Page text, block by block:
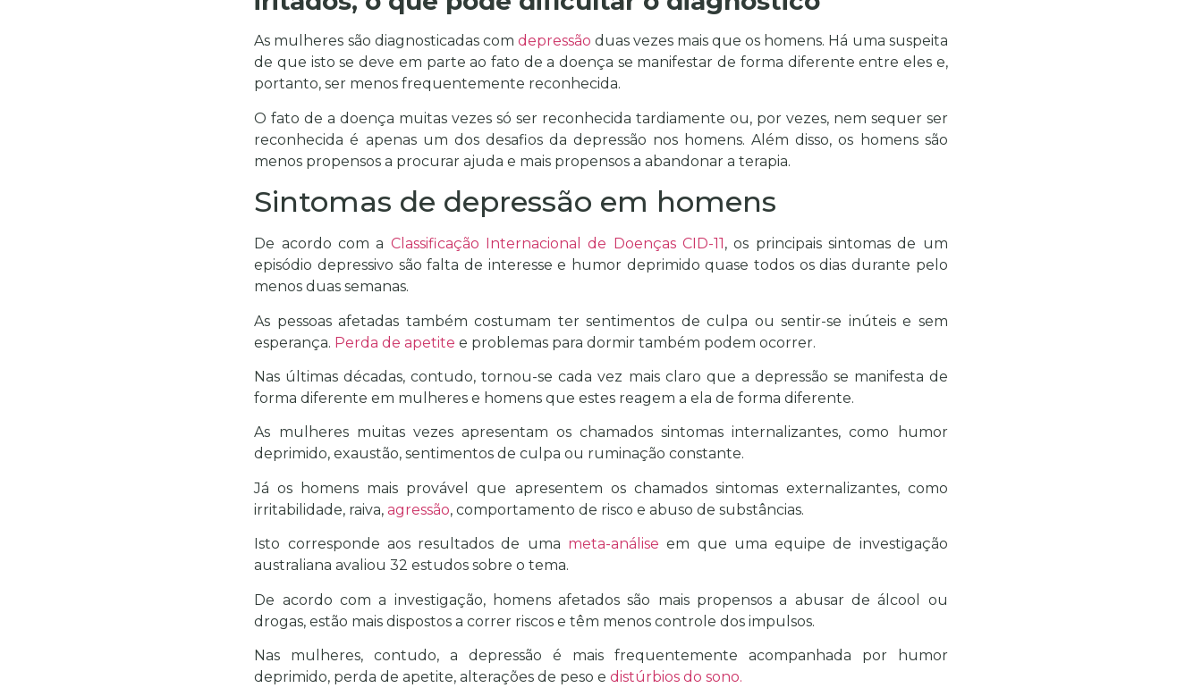
As mulheres são diagnosticadas com depressão duas vezes mais que os homens. Há uma suspeita
de que isto se deve em parte ao fato de a doença se manifestar de forma diferente entre eles e,
portanto, ser menos frequentemente reconhecida.
O fato de a doença muitas vezes só ser reconhecida tardiamente ou, por vezes, nem sequer ser
reconhecida é apenas um dos desafios da depressão nos homens. Além disso, os homens são
menos propensos a procurar ajuda e mais propensos a abandonar a terapia.
Sintomas de depressão em homens
De acordo com a Classificação Internacional de Doenças CID-11 , os principais sintomas de um
episódio depressivo são falta de interesse e humor deprimido quase todos os dias durante pelo
menos duas semanas.
As pessoas afetadas também costumam ter sentimentos de culpa ou sentir-se inúteis e sem
esperança. Perda de apetite e problemas para dormir também podem ocorrer.
Nas últimas décadas, contudo, tornou-se cada vez mais claro que a depressão se manifesta de
forma diferente em mulheres e homens que estes reagem a ela de forma diferente.
As mulheres muitas vezes apresentam os chamados sintomas internalizantes, como humor
deprimido, exaustão, sentimentos de culpa ou ruminação constante.
Já os homens mais provável que apresentem os chamados sintomas externalizantes, como
irritabilidade, raiva,agressão, comportamento de risco e abuso de substâncias.
Isto corresponde aos resultados de uma meta-análise em que uma equipe de investigação
australiana avaliou 32 estudos sobre o tema.
De acordo com a investigação, homens afetados são mais propensos a abusar de álcool ou
drogas, estão mais dispostos a correr riscos e têm menos controle dos impulsos.
Nas mulheres, contudo, a depressão é mais frequentemente acompanhada por humor
deprimido, perda de apetite, alterações de peso edistúrbios do sono.